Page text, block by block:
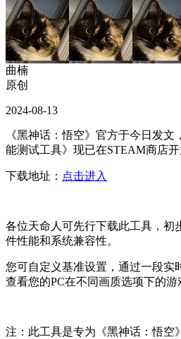
曲楠
原创
2024-08-13
《黑神话：悟空》官方于今日发
能测试工具》现已在STEAM商店开
下载地址： 点击进入
各位天命人可先行下载此工具，初
件性能和系统兼容性。
您可自定义基准设置，通过一段实
查看您的PC在不同画质选项下的游
注：此工具是专为《黑神话：悟空